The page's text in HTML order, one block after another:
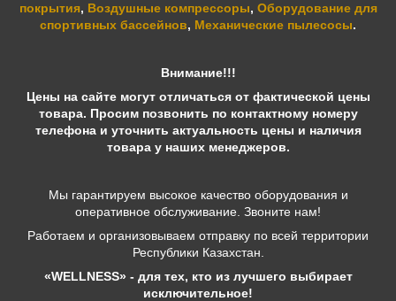
покрытия, Воздушные компрессоры, Оборудование для
спортивных бассейнов, Механические пылесосы.
Внимание!!!
Цены на сайте могут отличаться от фактической цены
товара. Просим позвонить по контактному номеру
телефона и уточнить актуальность цены и наличия
товара у наших менеджеров.
Мы гарантируем высокое качество оборудования и
оперативное обслуживание. Звоните нам!
Работаем и организовываем отправку по всей территории
Республики Казахстан.
«WELLNESS» - для тех, кто из лучшего выбирает
исключительное!